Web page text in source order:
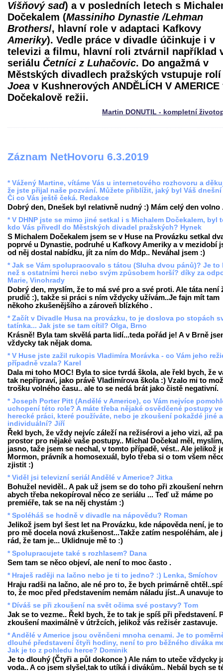
Višňový sad) a v posledních letech s
Dočekalem (Massiniho Dynastie /Lehman
Brothers/, hlavní role v adaptaci Kafkovy
Ameriky). Vedle práce v divadle účinkuje i v
televizi a filmu, hlavní roli ztvárnil například
seriálu Četníci z Luhačovic. Do angažmá v
Městských divadlech pražských vstupuje rolí
Joea v Kushnerových ANDĚLÍCH V AMERICE
Dočekalově režii.
Martin DONUTIL - kompletní
Záznam NetHovoru 6.3.2019
* Vážený Martine, vítáme Vás u internetového rozhovoru a
že jste přijal naše pozvání. Můžete přiblížit, jaký byl Váš dnešní
Či co Vás ještě čeká. Redakce
Dobrý den, Dnešek byl relativně nudný :) Mám celý den volno
* V DHNP jste se mimo jiné setkal i s Michalem Dočekalem, byl
kdo Vás přivedl do Městských divadel pražských? Hynek
S Michalem Dočekalem jsem se v Huse na Provázku setkal
poprvé u Dynastie, podruhé u Kafkovy Ameriky a v mezidobí
od něj dostal nabídku, jít za ním do Mdp.. Neváhal jsem :)
* Jak se Vám spolupracovalo s tátou (Sluha dvou pánů)? Je to
než s ostatními herci nebo svým způsobem horší? díky za
Marie, Vinohrady
Dobrý den, myslím, že to má své pro a své proti. Ale táta není
prudič :), takže si práci s ním vždycky užívám..Je fajn mít tam
někoho zkušenějšího a zároveň blízkého .
* Začít v Divadle Husa na provázku, to je doslova po stopách
tatínka... Jak jste se tam cítil? Olga, Brno
Krásně! Byla tam skvělá parta lidí...teda pořád je! A v Brně
vždycky tak nějak doma.
* V Huse jste zažil rukopis Vladimíra Morávka - co Vám jeho
případně vzala? Karel
Dala mi toho MOC! Byla to sice tvrdá škola, ale řekl bych, že
tak nepřipraví, jako právě Vladimírova škola :) Vzalo mi to
trošku volného času.. ale to se nedá brát jako čistě negativní.
* Joseph Porter Pitt (Andělé v Americe), co Vám nejvíce
uchopení této role? A máte třeba nějaké osvědčené postupy ve
herecké práci, které používáte, nebo je zkoušení pokaždé jiné a
individuální? Jiří
Řekl bych, že vždy nejvíc záleží na režisérovi a jeho vizi, až
prostor pro nějaké vaše postupy.. Michal Dočekal měl,
jasno, taže jsem se nechal, v tomto případě, vést.. Ale jelikož
Mormon, právník a homosexuál, bylo třeba si o tom všem
zjistit :)
* Viděl jsi televizní seriál Andělé v Americe? Jitka
Bohužel neviděl.. A pak už jsem se do toho při zkoušení
abych třeba nekopíroval něco ze seriálu ... Teď už máme po
premiéře, tak se na něj chystám :)
* Spoléháš se hodně v divadle na nápovědu? Roman
Jelikož jsem byl šest let na Provázku, kde nápověda není, je
pro mě docela nová zkušenost...Takže zatím nespoléhám, ale
rád, že tam je... Uklidnuje mě to :)
* Spolupracujete také s rozhlasem? Dana
Sem tam se něco objeví, ale není to moc často .
* Hraješ raději na lačno nebo je ti to jedno? :) Lenka, Smíchov
Hraju radši na lačno, ale né pro to, že bych primárně
to, že moc před představením nemám náladu jíst..A unavuje
* Díváš se při zkoušení na svět očima své postavy? Tom
Jak se to vezme.. Řekl bych, že to tak je spíš při představení.
zkoušení maximálně v útržcích, jelikož vás režisér zastavuje.
* Andělé v Americe jsou ověnčeni mnoha cenami. Je to
dlouhé představení čtyři hodiny, není to pro běžného diváka
Jak je to z pohledu herce? Dominik
Je to dlouhý (Čtyři a půl dokonce ) Ale nám to uteče vždycky
voda.. A co jsem slyšel,tak to utíká i divákům.. Nebál bych se